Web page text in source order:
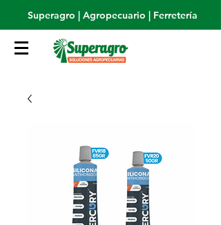
Superagro | Agropecuario | Ferretería